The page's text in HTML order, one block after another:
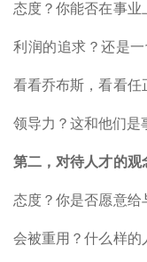
态度？你能否在事业
利润的追求？还是一
看看乔布斯，看看任
领导力？这和他们是
第二，对待人才的观
态度？你是否愿意给
会被重用？什么样的